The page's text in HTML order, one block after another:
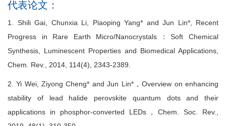
代表论文：
1. Shili Gai, Chunxia Li, Piaoping Yang* and Jun Lin*, Recent
Progress in Rare Earth Micro/Nanocrystals：Soft Chemical
Synthesis, Luminescent Properties and Biomedical Applications,
Chem. Rev., 2014, 114(4), 2343-2389.
2. Yi Wei, Ziyong Cheng* and Jun Lin*，Overview on enhancing
stability of lead halide perovskite quantum dots and their
applications in phosphor-converted LEDs，Chem. Soc. Rev.,